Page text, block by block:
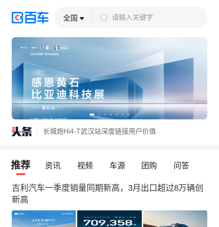
全国 请输入关键字
漫山遍野皆坦克，铁汉柔情赴春约
庐城新启 一境风华！启境授权用户中心·合肥庐阳蒙城北路盛大开业
长城炮Hi4-T武汉站深度链接用户价值
推荐 资讯 视频 车源 团购 问答
吉利汽车一季度销量同期新高，3月出口超过8万辆创
新高